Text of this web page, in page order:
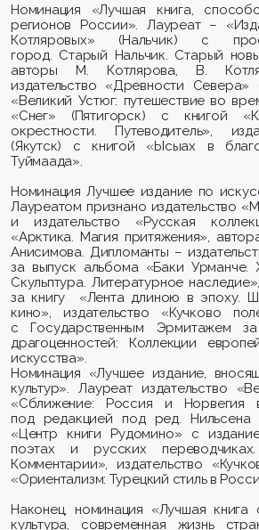
Номинация «Лучшая книга,
регионов России». Лауреат –
Котляровых» (Нальчик) с
город. Старый Нальчик. Старый
авторыМ. Котлярова,В.
издательство «Древности Севера»
«Великий Устюг: путешествие во
«Снег» (Пятигорск) с книгой
окрестности. Путеводитель»,
(Якутск) с книгой «Ысыах в
Туймаада».
Номинация Лучшее издание по
Лауреатом признано издательство
и издательство «Русская
«Арктика. Магия притяжения»,
Анисимова. Дипломанты –
за выпуск альбома «Баки Урманче.
Скульптура. Литературное наследие
за книгу
«Лента длиною в эпоху.
кино», издательство «Кучково
с Государственным Эрмитажем
драгоценностей: Коллекции
искусства».
Номинация «Лучшее издание,
культур». Лауреат издательство
«Сближение: Россия и Норвегия
под редакцией под ред. Нильсена
«Центр книгиРудомино» с
поэтах и русских
Комментарии», издательство «
«Ориентализм: Турецкий стиль в
Наконец, номинация «Лучшая книга
культура, современная жизнь